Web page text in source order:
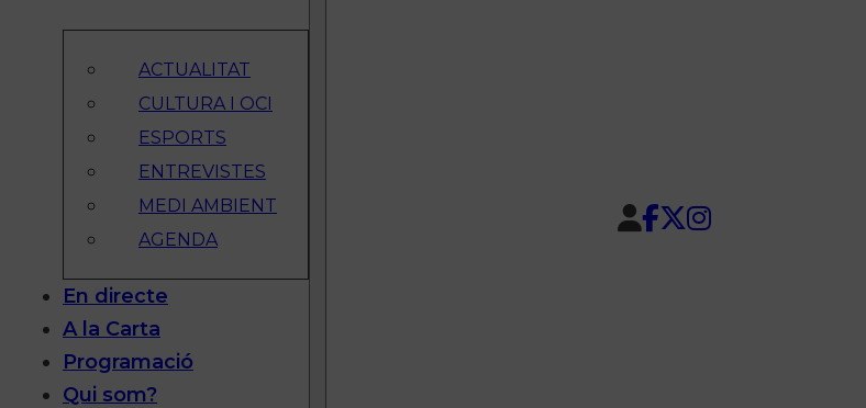
ACTUALITAT
CULTURA I OCI
ESPORTS
ENTREVISTES
MEDI AMBIENT
AGENDA
En directe
A la Carta
Programació
Qui som?